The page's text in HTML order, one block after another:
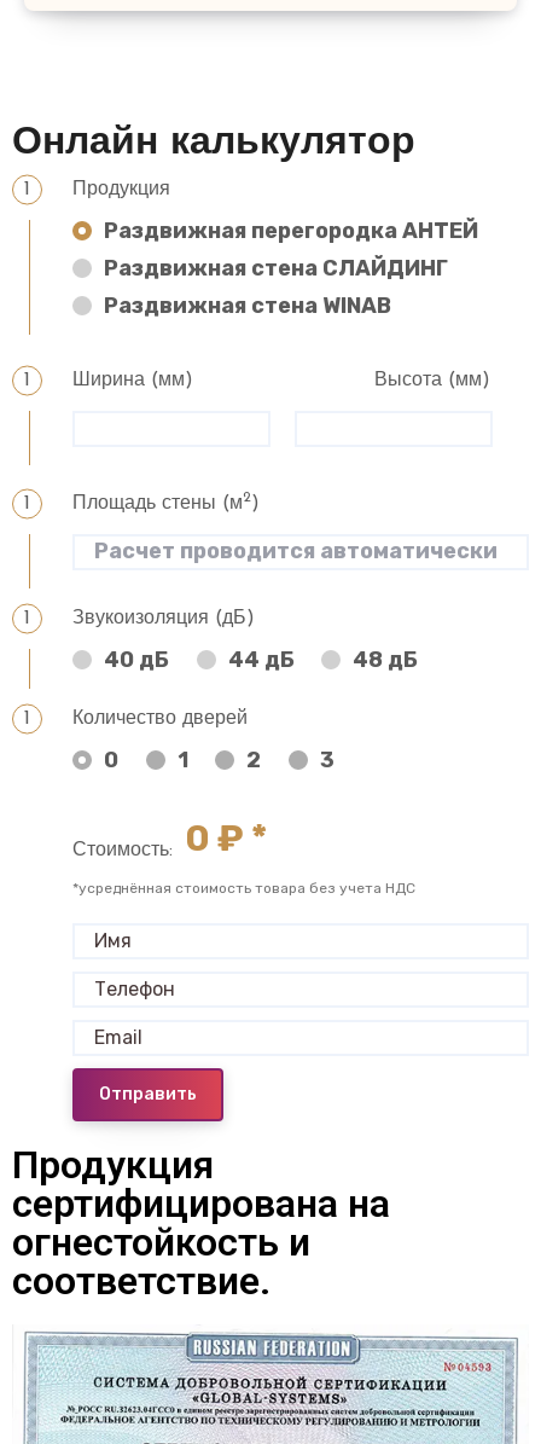
Онлайн калькулятор
Продукция
Раздвижная перегородка АНТЕЙ
Раздвижная стена СЛАЙДИНГ
Раздвижная стена WINAB
Ширина (мм) Высота (мм)
Площадь стены (м2)
Звукоизоляция (дБ)
40 дБ 44 дБ 48 дБ
Количество дверей
0 1 2 3
Стоимость: 0 ₽ *
*усреднённая стоимость товара без учета НДС
Отправить
Продукция
сертифицирована на
огнестойкость и
соответствие.